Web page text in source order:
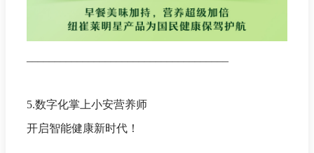
5.数字化掌上小安营养师
开启智能健康新时代！